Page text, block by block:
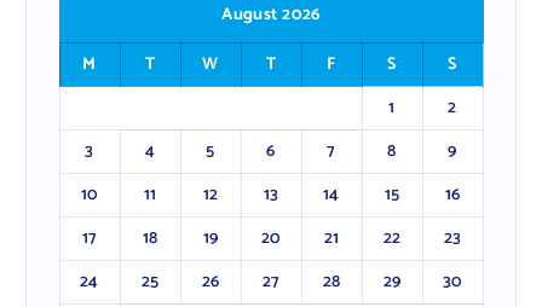
August 2026
M
T W T F S
S
1
2
3
4 5 6 7 8
9
10
11 12 13 14 15
16
17
18 19 20 21 22
23
24
25 26 27 28 29
30